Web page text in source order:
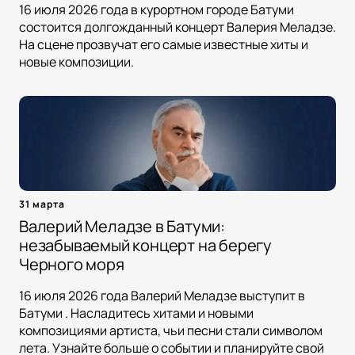
16 июля 2026 года в курортном городе Батуми
состоится долгожданный концерт Валерия Меладзе.
На сцене прозвучат его самые известные хиты и
новые композиции.
31 марта
Валерий Меладзе в Батуми:
незабываемый концерт на берегу
Черного моря
16 июля 2026 года Валерий Меладзе выступит в
Батуми . Насладитесь хитами и новыми
композициями артиста, чьи песни стали символом
лета. Узнайте больше о событии и планируйте свой